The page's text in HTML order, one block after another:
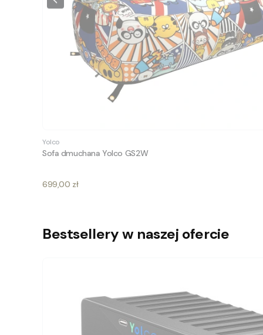
Yolco
Sofa dmuchana Yolco GS2W
Cena
699,00 zł
Bestsellery w naszej ofercie